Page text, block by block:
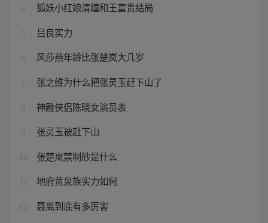
4 狐妖小红娘清瞳和王富贵结局
5 吕良实力
6 风莎燕年龄比张楚岚大几岁
7 张之维为什么把张灵玉赶下山了
8 神雕侠侣陈晓女演员表
9 张灵玉被赶下山
10 张楚岚禁制砂是什么
地府黄泉族实力如何
12 聂离到底有多厉害